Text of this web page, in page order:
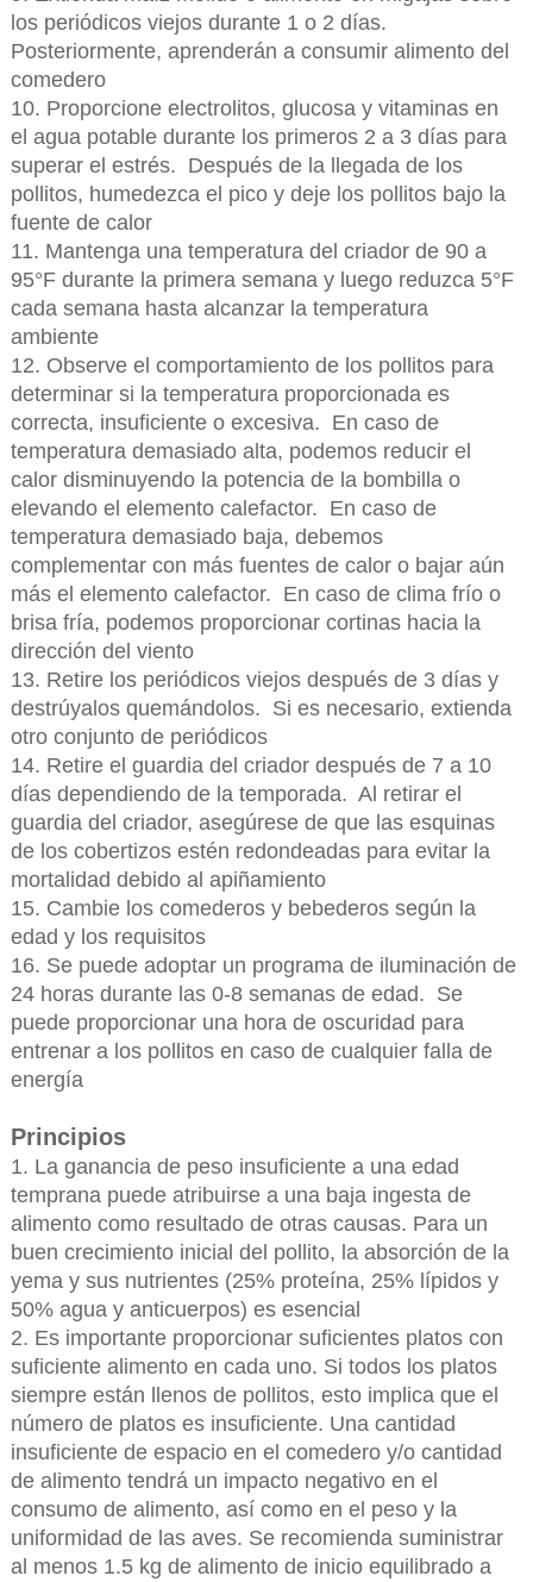
los periódicos viejos durante 1 o 2 días.
Posteriormente, aprenderán a consumir alimento del
comedero
10. Proporcione electrolitos, glucosa y vitaminas en
el agua potable durante los primeros 2 a 3 días para
superar el estrés. Después de la llegada de los
pollitos, humedezca el pico y deje los pollitos bajo la
fuente de calor
11. Mantenga una temperatura del criador de 90 a
95°F durante la primera semana y luego reduzca 5°F
cada semana hasta alcanzar la temperatura
ambiente
12. Observe el comportamiento de los pollitos para
determinar si la temperatura proporcionada es
correcta, insuficiente o excesiva. En caso de
temperatura demasiado alta, podemos reducir el
calor disminuyendo la potencia de la bombilla o
elevando el elemento calefactor. En caso de
temperatura demasiado baja, debemos
complementar con más fuentes de calor o bajar aún
más el elemento calefactor. En caso de clima frío o
brisa fría, podemos proporcionar cortinas hacia la
dirección del viento
13. Retire los periódicos viejos después de 3 días y
destrúyalos quemándolos. Si es necesario, extienda
otro conjunto de periódicos
14. Retire el guardia del criador después de 7 a 10
días dependiendo de la temporada. Al retirar el
guardia del criador, asegúrese de que las esquinas
de los cobertizos estén redondeadas para evitar la
mortalidad debido al apiñamiento
15. Cambie los comederos y bebederos según la
edad y los requisitos
16. Se puede adoptar un programa de iluminación de
24 horas durante las 0-8 semanas de edad. Se
puede proporcionar una hora de oscuridad para
entrenar a los pollitos en caso de cualquier falla de
energía
Principios
1. La ganancia de peso insuficiente a una edad
temprana puede atribuirse a una baja ingesta de
alimento como resultado de otras causas. Para un
buen crecimiento inicial del pollito, la absorción de la
yema y sus nutrientes (25% proteína, 25% lípidos y
50% agua y anticuerpos) es esencial
2. Es importante proporcionar suficientes platos con
suficiente alimento en cada uno. Si todos los platos
siempre están llenos de pollitos, esto implica que el
número de platos es insuficiente. Una cantidad
insuficiente de espacio en el comedero y/o cantidad
de alimento tendrá un impacto negativo en el
consumo de alimento, así como en el peso y la
uniformidad de las aves. Se recomienda suministrar
al menos 1.5 kg de alimento de inicio equilibrado a